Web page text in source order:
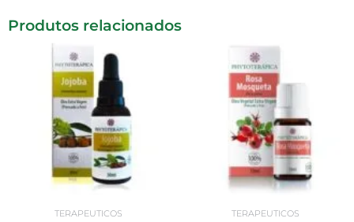
Produtos relacionados
TERAPEUTICOS TERAPEUTICOS